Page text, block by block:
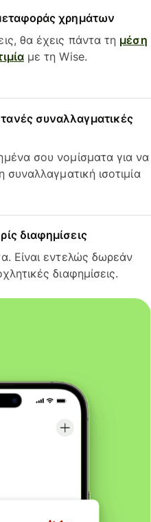
χρημάτων
θα έχεις πάντα τη μέση
με τη Wise.
συναλλαγματικές
σου νομίσματα για να
συναλλαγματική ισοτιμία
διαφημίσεις
Είναι εντελώς δωρεάν
διαφημίσεις.